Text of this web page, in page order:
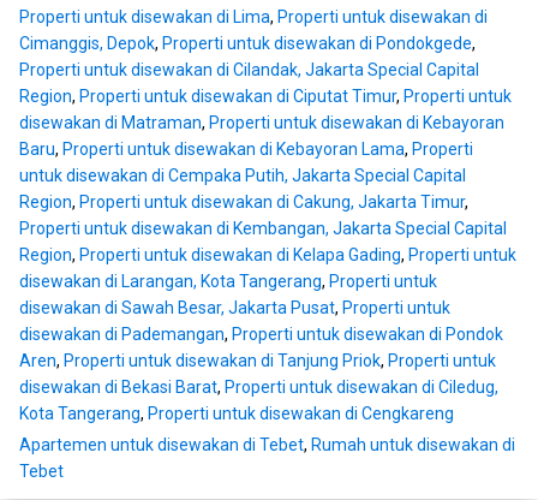
Properti untuk disewakan di Lima, Properti untuk disewakan di
Cimanggis, Depok, Properti untuk disewakan di Pondokgede,
Properti untuk disewakan di Cilandak, Jakarta Special Capital
Region, Properti untuk disewakan di Ciputat Timur, Properti untuk
disewakan di Matraman, Properti untuk disewakan di Kebayoran
Baru, Properti untuk disewakan di Kebayoran Lama, Properti
untuk disewakan di Cempaka Putih, Jakarta Special Capital
Region, Properti untuk disewakan di Cakung, Jakarta Timur,
Properti untuk disewakan di Kembangan, Jakarta Special Capital
Region, Properti untuk disewakan di Kelapa Gading, Properti untuk
disewakan di Larangan, Kota Tangerang, Properti untuk
disewakan di Sawah Besar, Jakarta Pusat, Properti untuk
disewakan di Pademangan, Properti untuk disewakan di Pondok
Aren, Properti untuk disewakan di Tanjung Priok, Properti untuk
disewakan di Bekasi Barat, Properti untuk disewakan di Ciledug,
Kota Tangerang, Properti untuk disewakan di Cengkareng
Apartemen untuk disewakan di Tebet, Rumah untuk disewakan di
Tebet